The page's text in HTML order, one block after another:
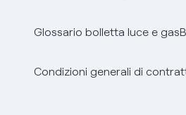
Glossario bolletta luce e gas
Condizioni generali di